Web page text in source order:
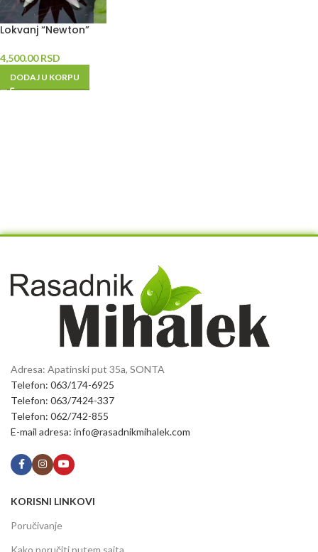
Lokvanj “Newton”
4,500.00RSD
DODAJ U KORPU
Adresa: Apatinski put 35a, SONTA
Telefon: 063/174-6925
Telefon: 063/7424-337
Telefon: 062/742-855
E-mail adresa: info@rasadnikmihalek.com
KORISNI LINKOVI
Poručivanje
Kako poručiti putem sajta